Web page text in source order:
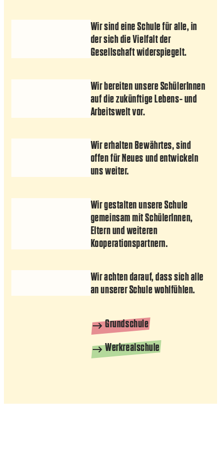
Wir sind eine Schule für alle, in
der sich die Vielfalt der
Gesellschaft widerspiegelt.
Wir bereiten unsere SchülerInnen
auf die zukünftige Lebens- und
Arbeitswelt vor.
Wir erhalten Bewährtes, sind
offen für Neues und entwickeln
uns weiter.
Wir gestalten unsere Schule
gemeinsam mit SchülerInnen,
Eltern und weiteren
Kooperationspartnern.
Wir achten darauf, dass sich alle
an unserer Schule wohlfühlen.
Grundschule
Werkrealschule